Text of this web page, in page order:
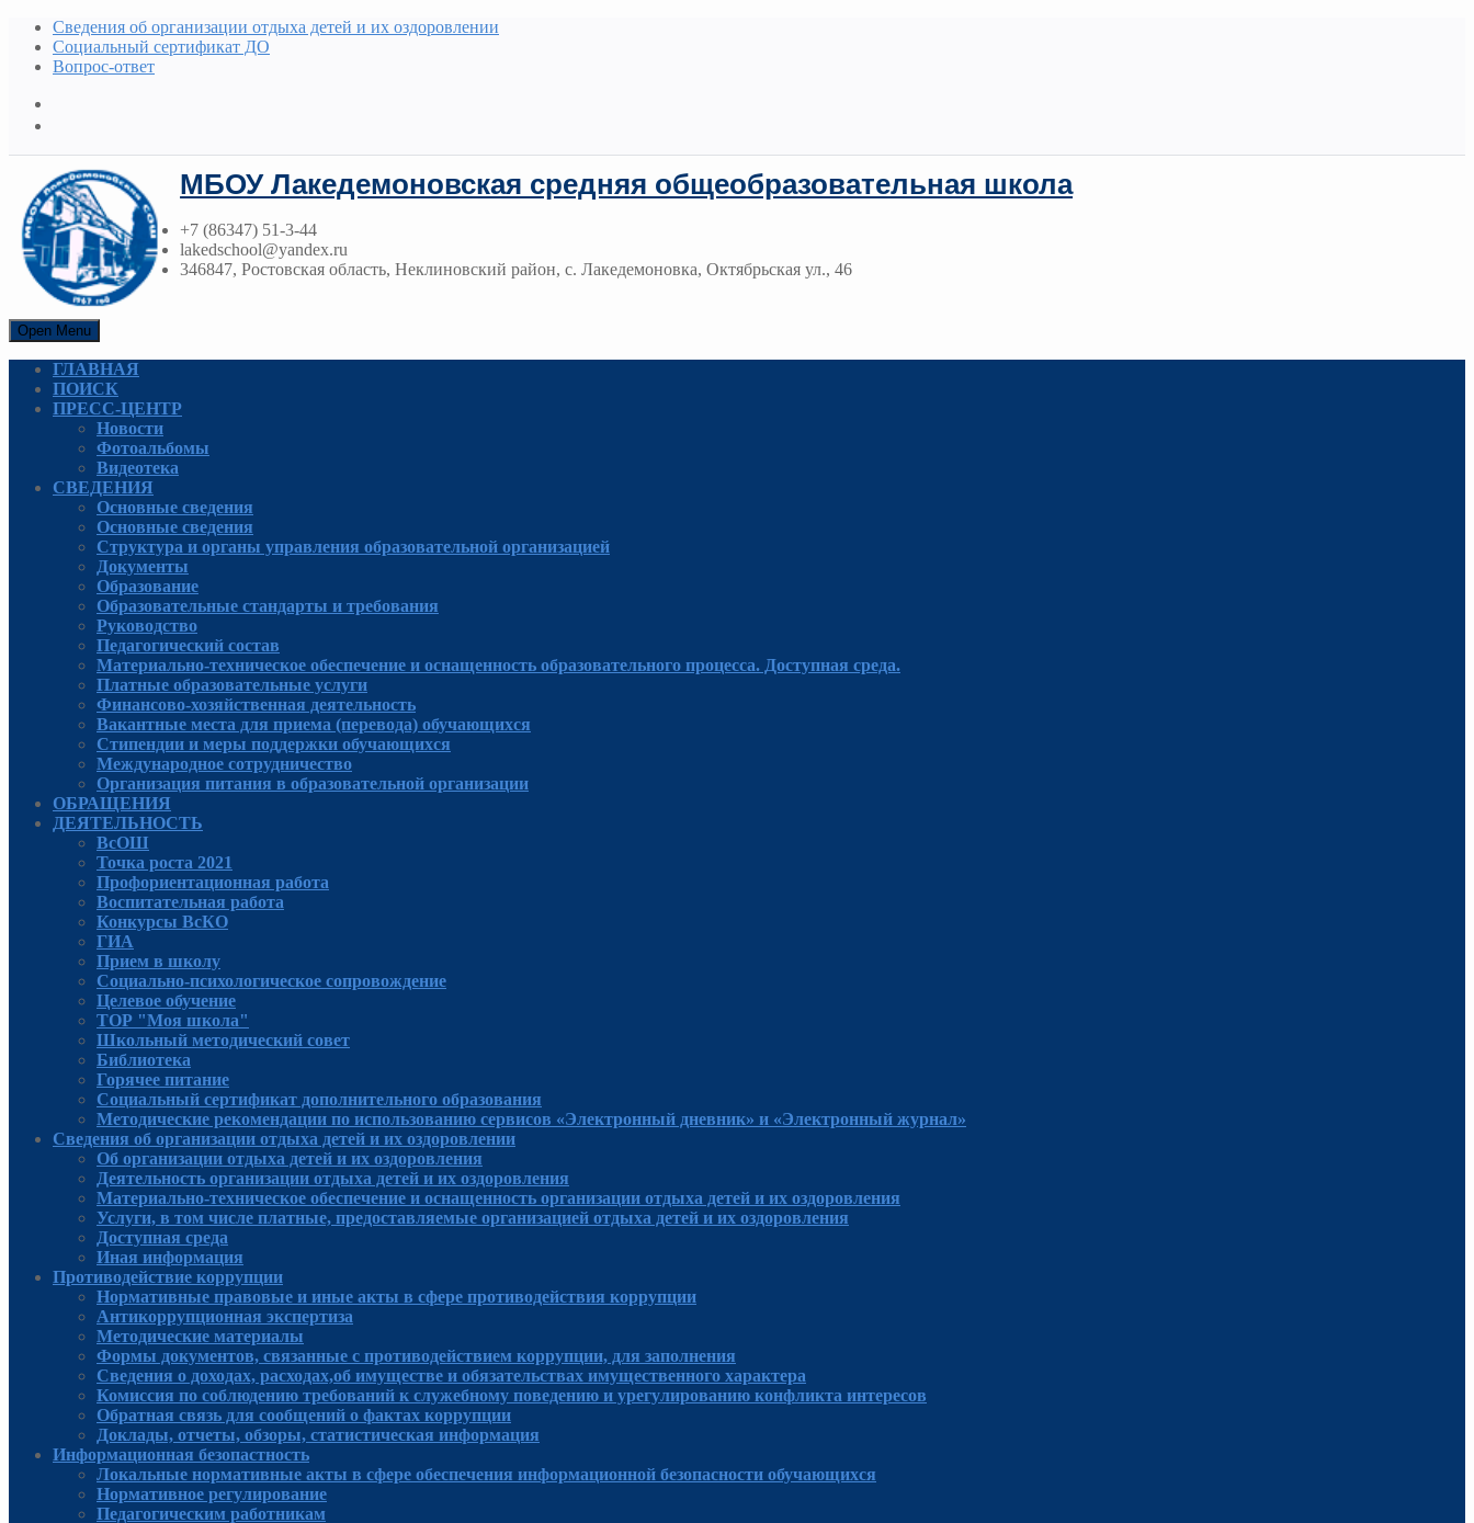
Сведения об организации отдыха детей и их оздоровлении
Социальный сертификат ДО
Вопрос-ответ
МБОУ Лакедемоновская средняя общеобразовательная школа
+7 (86347) 51-3-44
lakedschool@yandex.ru
346847, Ростовская область, Неклиновский район, с. Лакедемоновка, Октябрьская ул., 46
Open Menu
ГЛАВНАЯ
ПОИСК
ПРЕСС-ЦЕНТР
Новости
Фотоальбомы
Видеотека
СВЕДЕНИЯ
Основные сведения
Основные сведения
Структура и органы управления образовательной организацией
Документы
Образование
Образовательные стандарты и требования
Руководcтво
Педагогический состав
Материально-техническое обеспечение и оснащенность образовательного процесса. Доступная среда.
Платные образовательные услуги
Финансово-хозяйственная деятельность
Вакантные места для приема (перевода) обучающихся
Стипендии и меры поддержки обучающихся
Международное сотрудничество
Организация питания в образовательной организации
ОБРАЩЕНИЯ
ДЕЯТЕЛЬНОСТЬ
ВсОШ
Точка роста 2021
Профориентационная работа
Воспитательная работа
Конкурсы ВсКО
ГИА
Прием в школу
Социально-психологическое сопровождение
Целевое обучение
ТОР "Моя школа"
Школьный методический совет
Библиотека
Горячее питание
Социальный сертификат дополнительного образования
Методические рекомендации по использованию сервисов «Электронный дневник» и «Электронный журнал»
Сведения об организации отдыха детей и их оздоровлении
Об организации отдыха детей и их оздоровления
Деятельность организации отдыха детей и их оздоровления
Материально-техническое обеспечение и оснащенность организации отдыха детей и их оздоровления
Услуги, в том числе платные, предоставляемые организацией отдыха детей и их оздоровления
Доступная среда
Иная информация
Противодействие коррупции
Нормативные правовые и иные акты в сфере противодействия коррупции
Антикоррупционная экспертиза
Методические материалы
Формы документов, связанные с противодействием коррупции, для заполнения
Сведения о доходах, расходах,об имуществе и обязательствах имущественного характера
Комиссия по соблюдению требований к служебному поведению и урегулированию конфликта интересов
Обратная связь для сообщений о фактах коррупции
Доклады, отчеты, обзоры, статистическая информация
Информационная безопастность
Локальные нормативные акты в сфере обеспечения информационной безопасности обучающихся
Нормативное регулирование
Педагогическим работникам